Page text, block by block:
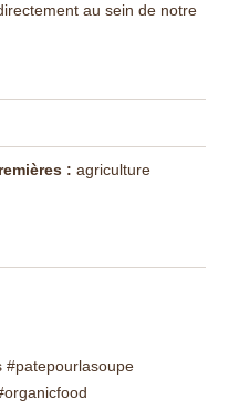
au sein de notre
: agriculture
#patepourlasoupe